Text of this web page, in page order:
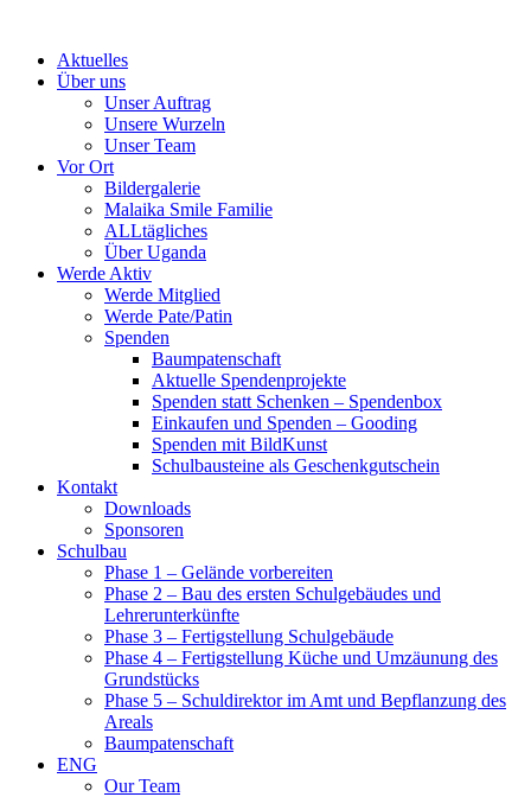
contentAktuelles
Über uns
Unser Auftrag
Unsere Wurzeln
Unser Team
Vor Ort
Bildergalerie
Malaika Smile Familie
ALLtägliches
Über Uganda
Werde Aktiv
Werde Mitglied
Werde Pate/Patin
Spenden
Baumpatenschaft
Aktuelle Spendenprojekte
Spenden statt Schenken – Spendenbox
Einkaufen und Spenden – Gooding
Spenden mit BildKunst
Schulbausteine als Geschenkgutschein
Kontakt
Downloads
Sponsoren
Schulbau
Phase 1 – Gelände vorbereiten
Phase 2 – Bau des ersten Schulgebäudes und
Lehrerunterkünfte
Phase 3 – Fertigstellung Schulgebäude
Phase 4 – Fertigstellung Küche und Umzäunung des
Grundstücks
Phase 5 – Schuldirektor im Amt und Bepflanzung des
Areals
Baumpatenschaft
ENG
Our Team